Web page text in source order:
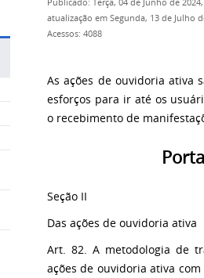
Publicado: Terça, 04 de Junho de
atualização em Segunda, 13 de Julho
Acessos: 4088
As ações de ouvidoria ativa
esforços para ir até os
o recebimento de
Seção II
Das ações de ouvidoria ativa
Art. 82. A metodologia de
ações de ouvidoria ativa